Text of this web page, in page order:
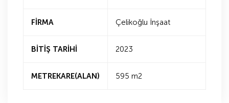
FİRMA Çelikoğlu İnşaat
BİTİŞ TARİHİ 2023
METREKARE(ALAN) 595 m2